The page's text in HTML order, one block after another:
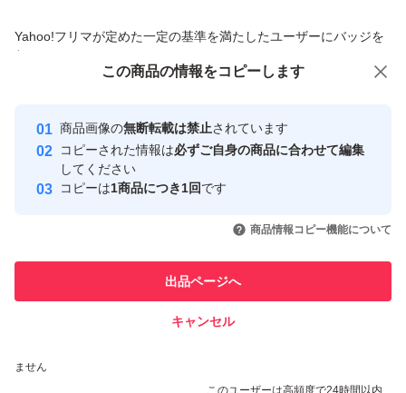
Yahoo!フリマが定めた一定の基準を満たしたユーザーにバッジを
付与しています
安心取引出品者
心・安全なユーザーです
取引実績
引を完了させた実績があります
での取引実績があります
ません
このユーザーは高頻度で24時間以内
この商品の情報をコピーします
商品画像の無断転載は禁止されています
コピーされた情報は必ずご自身の商品に合わせて編集
してください
コピーは1商品につき1回です
商品情報コピー機能について
出品ページへ
キャンセル
この商品をみている人にオススメ